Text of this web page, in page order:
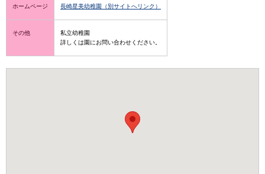
ホームページ 長崎星美幼稚園（別サイトへリンク）
その他
私立幼稚園
詳しくは園にお問い合わせください。